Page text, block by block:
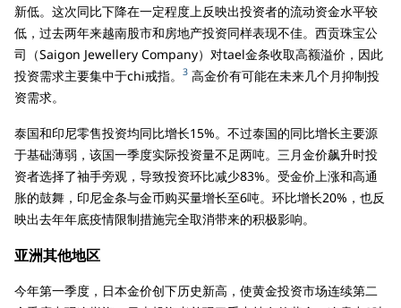
新低。这次同比下降在一定程度上反映出投资者的流动资金水平较
低，过去两年来越南股市和房地产投资同样表现不佳。西贡珠宝公
司（Saigon Jewellery Company）对tael金条收取高额溢价，因此
投资需求主要集中于chi戒指。
3 高金价有可能在未来几个月抑制投
资需求。
泰国和印尼零售投资均同比增长15%。不过泰国的同比增长主要源
于基础薄弱，该国一季度实际投资量不足两吨。三月金价飙升时投
资者选择了袖手旁观，导致投资环比减少83%。受金价上涨和高通
胀的鼓舞，印尼金条与金币购买量增长至6吨。环比增长20%，也反
映出去年年底疫情限制措施完全取消带来的积极影响。
亚洲其他地区
今年第一季度，日本金价创下历史新高，使黄金投资市场连续第二